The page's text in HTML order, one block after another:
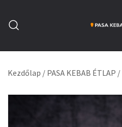
content
Kezdőlap / PASA KEBAB ÉTLAP /